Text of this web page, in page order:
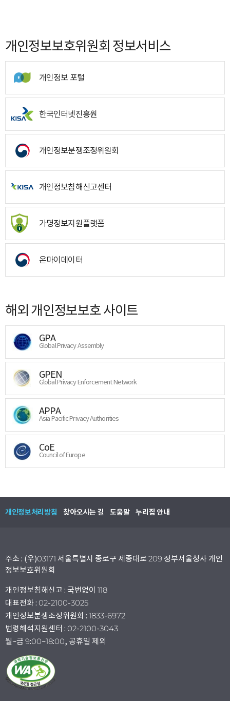
개인정보보호위원회 정보서비스
개인정보 포털
한국인터넷진흥원
개인정보분쟁조정위원회
개인정보침해신고센터
가명정보지원플랫폼
온마이데이터
해외 개인정보보호 사이트
GPA
Global Privacy Assembly
GPEN
Global Privacy Enforcement Network
APPA
Asia Pacific Privacy Authorities
CoE
Council of Europe
개인정보처리방침 찾아오시는 길 도움말 누리집 안내
주소 : (우)03171 서울특별시 종로구 세종대로 209 정부서울청사 개인
정보보호위원회
개인정보침해신고 : 국번없이 118
대표전화 : 02-2100-3025
개인정보분쟁조정위원회 : 1833-6972
법령해석지원센터 : 02-2100-3043
월~금 9:00~18:00, 공휴일 제외